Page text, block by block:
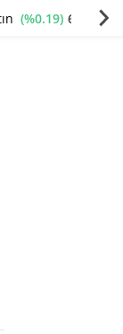
(%0.19) 6504.78